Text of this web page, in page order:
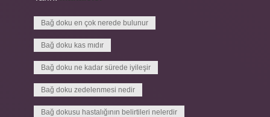
Bağ doku en çok nerede bulunur
Bağ doku kas mıdır
Bağ doku ne kadar sürede iyileşir
Bağ doku zedelenmesi nedir
Bağ dokusu hastalığının belirtileri nelerdir